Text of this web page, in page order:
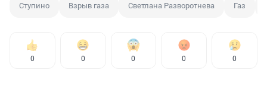
Ступино Взрыв газа Светлана Разворотнева Газ
0 0 0 0 0